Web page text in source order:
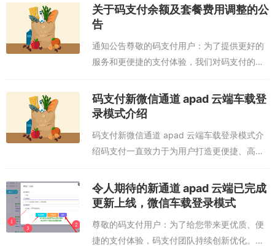
关于码支付余额及套餐费用调整的公
告
通知公告尊敬的码支付用户：为了提供更好的
服务和更便捷的支付体验，我们对码支付的余
额和套餐费用做出了调整，并特此公告如下：
一、余额使用规定： 现有的码支付余额将只能
用于开通套餐，不能再用于其他...
码支付新微信通道 apad 云端车载登
录模式介绍
码支付新微信通道 apad 云端车载登录模式介
绍码支付一直致力于为用户打造更便捷、高效
的支付体验，近期新推出的微信通道 apad 云
端车载登录模式，更是为支付流程增添了独特
的便捷性。以下为您详细介绍该...
令人期待的新通道 apad 云端已完成
更新上线，微信车载登录模式
尊敬的码支付用户：为了给您带来更优质、便
捷的支付体验，码支付团队持续创新优化。目